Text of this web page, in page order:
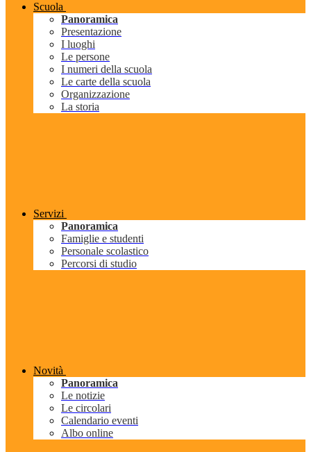
Scuola
Panoramica
Presentazione
I luoghi
Le persone
I numeri della scuola
Le carte della scuola
Organizzazione
La storia
Servizi
Panoramica
Famiglie e studenti
Personale scolastico
Percorsi di studio
Novità
Panoramica
Le notizie
Le circolari
Calendario eventi
Albo online